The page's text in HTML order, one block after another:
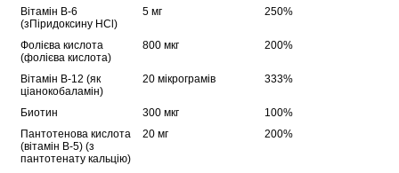
Вітамін В-6
(зПіридоксину HCl)
5 мг 250%
Фолієва кислота
(фолієва кислота)
800 мкг 200%
Вітамін B-12 (як
ціанокобаламін)
20 мікрограмів 333%
Биотин 300 мкг
100%
Пантотенова кислота
(вітамін В-5) (з
пантотенату кальцію)
20 мг 200%